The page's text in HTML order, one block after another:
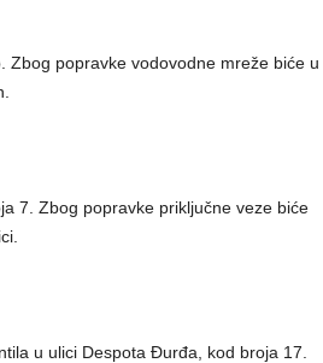
Zbog popravke vodovodne mreže biće u
7. Zbog popravke priključne veze biće
u ulici Despota Đurđa, kod broja 17.